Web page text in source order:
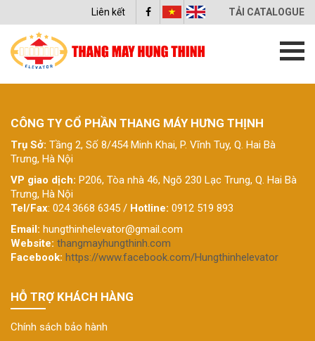
TẢI CATALOGUE
Liên kết
CÔNG TY CỔ PHẦN THANG MÁY HƯNG THỊNH
Trụ Sở: Tầng 2, Số 8/454 Minh Khai, P. Vĩnh Tuy, Q. Hai Bà
Trưng, Hà Nội
VP giao dịch: P206, Tòa nhà 46, Ngõ 230 Lạc Trung, Q. Hai Bà
Trưng, Hà Nội
Tel/Fax: 024 3668 6345 / Hotline: 0912 519 893
Email: hungthinhelevator@gmail.com
Website: thangmayhungthinh.com
Facebook: https://www.facebook.com/Hungthinhelevator
HỖ TRỢ KHÁCH HÀNG
Chính sách bảo hành